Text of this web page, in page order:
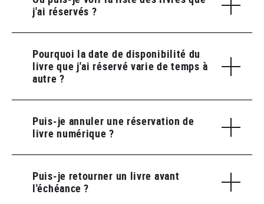
j'ai réservés ?
Pourquoi la date de disponibilité du
livre que j'ai réservé varie de temps à
autre ?
Puis-je annuler une réservation de
livre numérique ?
Puis-je retourner un livre avant
l'échéance ?